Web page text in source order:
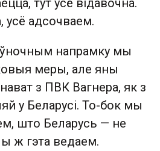
адсочваем.
напрамку мы
меры, але яны
з ПВК Вагнера, як з
у Беларусі. То-бок мы
што Беларусь — не
ж гэта ведаем.